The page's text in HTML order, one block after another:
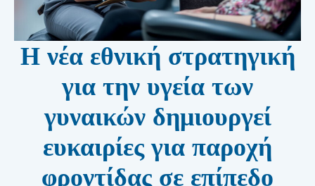
Η νέα εθνική στρατηγική
για την υγεία των
γυναικών δημιουργεί
ευκαιρίες για παροχή
φροντίδας σε επίπεδο